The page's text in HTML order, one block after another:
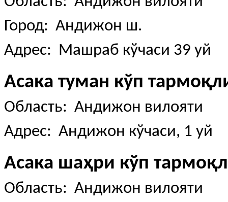
Город: Андижон ш.
Адрес: Машраб кўчаси 39 уй
Асака туман кўп
Область: Андижон вилояти
Адрес: Андижон кўчаси, 1 уй
Асака шаҳри кўп
Область: Андижон вилояти